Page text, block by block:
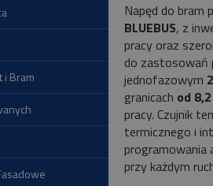
i Bram
Napęd do bram
BLUEBUS, z
pracy oraz
do zastosowań
jednofazowym
granicach od
pracy. Czujnik
termicznego i
programowania
przy każdym